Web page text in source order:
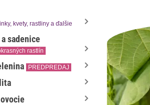
kvety, rastliny a ďalšie
sadenice
rastlín
PREDPREDAJ